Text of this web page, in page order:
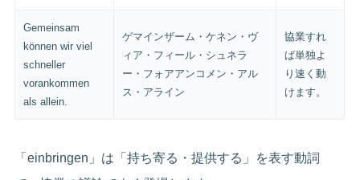
Gemeinsam
können wir viel
schneller
vorankommen
als allein.
ゲマインザーム・ケネン・ヴ
ィア・フィール・シュネラ
ー・フォアアンコメン・アル
ス・アライン
協業すれ
ば単独よ
り速く動
けます。
「einbringen」は「持ち寄る・提供する」を表す動詞